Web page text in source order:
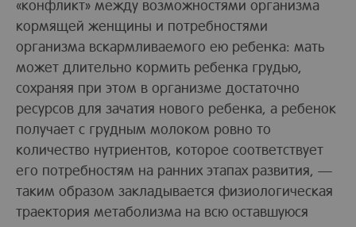
«конфликт» между возможностями организма
кормящей женщины и потребностями
организма вскармливаемого ею ребенка: мать
может длительно кормить ребенка грудью,
сохраняя при этом в организме достаточно
ресурсов для зачатия нового ребенка, а ребенок
получает с грудным молоком ровно то
количество нутриентов, которое соответствует
его потребностям на ранних этапах развития, —
таким образом закладывается физиологическая
траектория метаболизма на всю оставшуюся